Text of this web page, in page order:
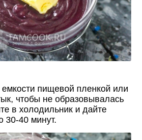
емкости пищевой пленкой или
чтобы не образовывалась
в холодильник и дайте
30-40 минут.